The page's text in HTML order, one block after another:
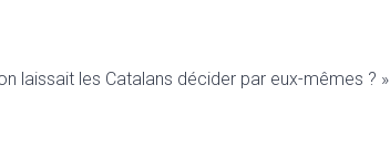
laissait les Catalans décider par eux-mêmes ? »